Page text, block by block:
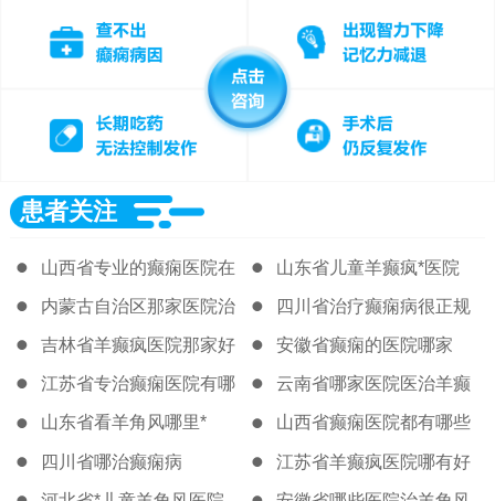
患者关注
山西省专业的癫痫医院在
哪
山东省儿童羊癫疯*医院
内蒙古自治区那家医院治
疗癫痫很好
四川省治疗癫痫病很正规
的医院
吉林省羊癫疯医院那家好 安徽省癫痫的医院哪家
江苏省专治癫痫医院有哪
些
云南省哪家医院医治羊癫
疯比较好
山东省看羊角风哪里* 山西省癫痫医院都有哪些
四川省哪治癫痫病 江苏省羊癫疯医院哪有好